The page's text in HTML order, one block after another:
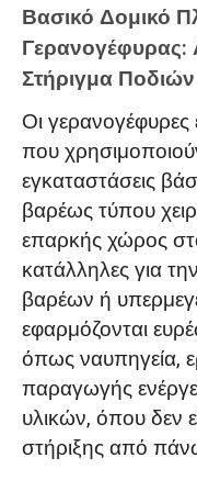
Βασικό Δομικό
Γερανογέφυρας:
Στήριγμα Ποδιών
Οι
που
εγκαταστάσεις
βαρέως τύπου
επαρκής χώρος
κατάλληλες για
βαρέων ή
εφαρμόζονται
όπως ναυπηγεία,
παραγωγής
υλικών, όπου δεν
στήριξης από